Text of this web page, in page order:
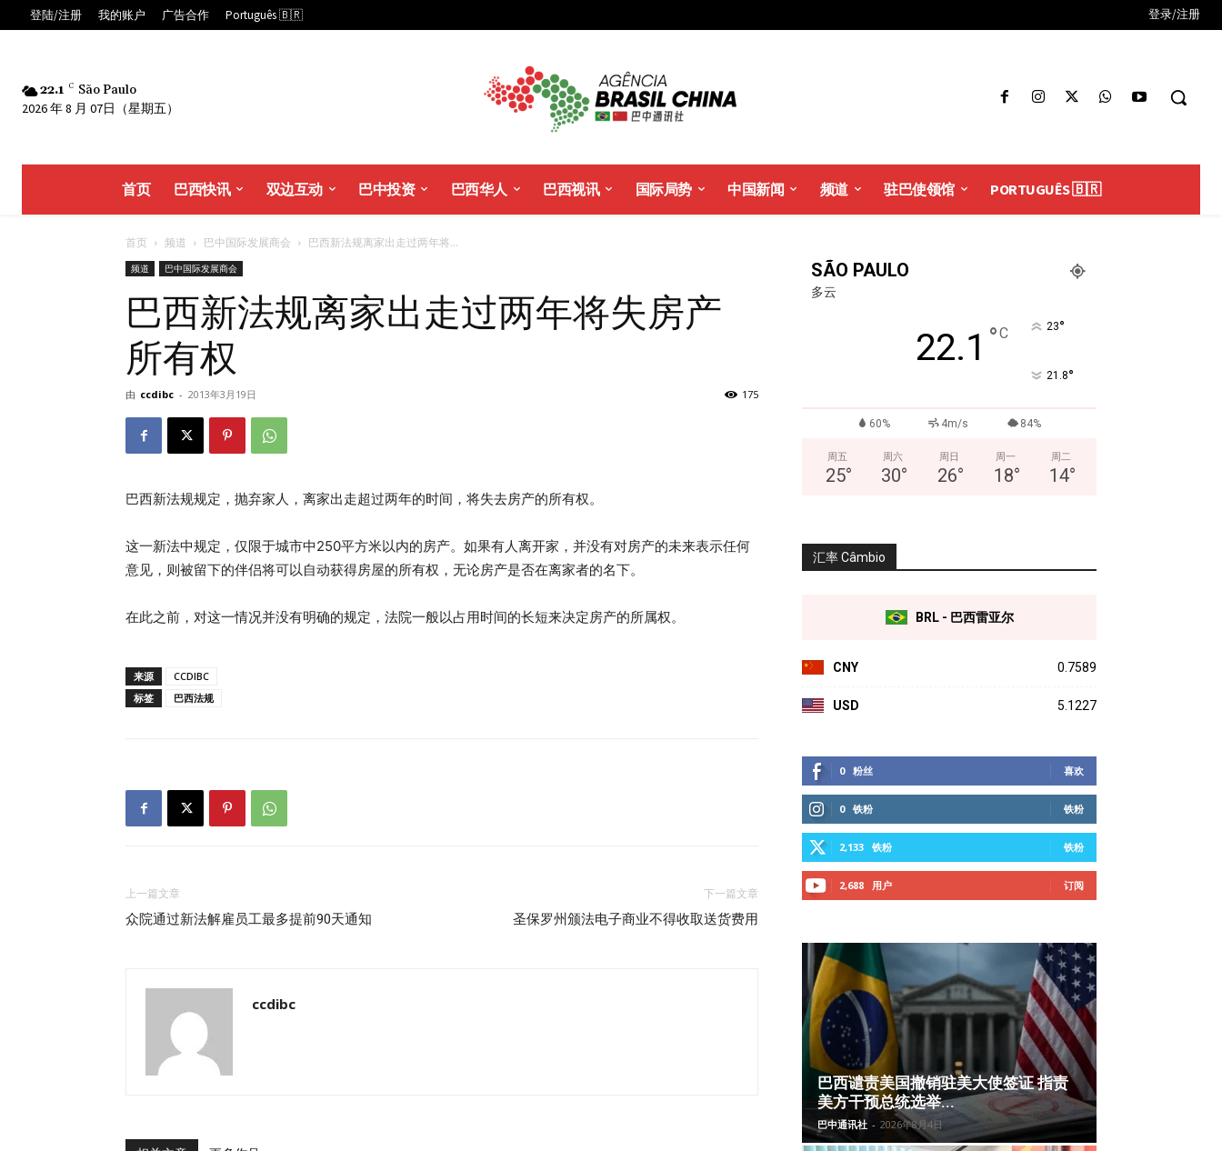
登陆/注册 我的账户 广告合作 Português 🇧🇷 登录/注册
22.1 C São Paulo
2026 年 8 月 07日（星期五）
首页 巴西快讯 双边互动 巴中投资 巴西华人 巴西视讯 国际局势 中国新闻 频道 驻巴使领馆 PORTUGUÊS 🇧🇷
首页 频道 巴中国际发展商会 巴西新法规离家出走过两年将...
频道 巴中国际发展商会
巴西新法规离家出走过两年将失房产
所有权
由 ccdibc - 2013年3月19日 175
巴西新法规规定，抛弃家人，离家出走超过两年的时间，将失去房产的所有权。
这一新法中规定，仅限于城市中250平方米以内的房产。如果有人离开家，并没有对房产的未来表示任何
意见，则被留下的伴侣将可以自动获得房屋的所有权，无论房产是否在离家者的名下。
在此之前，对这一情况并没有明确的规定，法院一般以占用时间的长短来决定房产的所属权。
来源
CCDIBC
标签
巴西法规
上一篇文章
众院通过新法解雇员工最多提前90天通知
下一篇文章
圣保罗州颁法电子商业不得收取送货费用
ccdibc
SÃO PAULO
多云
22.1 °C 23°
21.8°
60% 4m/s 84%
周五
25°
周六
30°
周日
26°
周一
18°
周二
14°
汇率 Câmbio
BRL - 巴西雷亚尔
CNY 0.7589
USD 5.1227
0 粉丝 喜欢
0 铁粉 铁粉
2,133 铁粉 铁粉
2,688 用户 订阅
巴西谴责美国撤销驻美大使签证 指责
美方干预总统选举...
巴中通讯社 - 2026年8月4日